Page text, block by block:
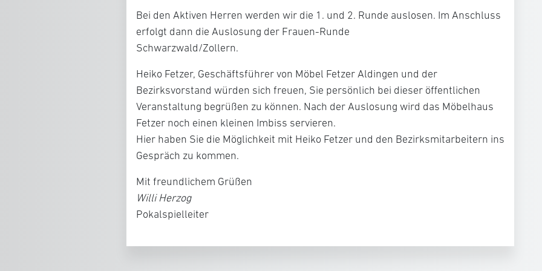
Bei den Aktiven Herren werden wir die 1. und 2. Runde auslosen. Im Anschluss
erfolgt dann die Auslosung der Frauen-Runde
Schwarzwald/Zollern.
Heiko Fetzer, Geschäftsführer von Möbel Fetzer Aldingen und der
Bezirksvorstand würden sich freuen, Sie persönlich bei dieser öffentlichen
Veranstaltung begrüßen zu können. Nach der Auslosung wird das Möbelhaus
Fetzer noch einen kleinen Imbiss servieren.
Hier haben Sie die Möglichkeit mit Heiko Fetzer und den Bezirksmitarbeitern ins
Gespräch zu kommen.
Mit freundlichem Grüßen
Willi Herzog
Pokalspielleiter